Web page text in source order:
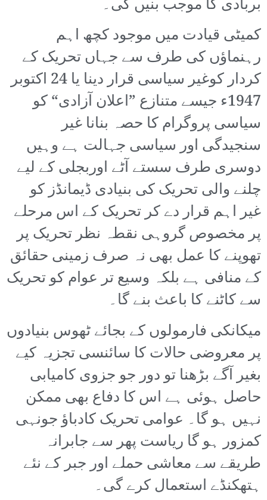
بربادی کا موجب بنیں گی۔
کمیٹی قیادت میں موجود کچھ اہم
رہنماؤں کی طرف سے جہاں تحریک کے
کردار کوغیر سیاسی قرار دینا یا 24 اکتوبر
1947ء جیسے متنازع ”اعلان آزادی“ کو
سیاسی پروگرام کا حصہ بنانا غیر
سنجیدگی اور سیاسی جہالت ہے وہیں
دوسری طرف سستے آٹے اوربجلی کے لیے
چلنے والی تحریک کی بنیادی ڈیمانڈز کو
غیر اہم قرار دے کر تحریک کے اس مرحلے
پر مخصوص گروہی نقطہ نظر تحریک پر
تھوپنے کا عمل بھی نہ صرف زمینی حقائق
کے منافی ہے بلکہ وسیع تر عوام کو تحریک
سے کاٹنے کا باعث بنے گا۔
میکانکی فارمولوں کے بجائے ٹھوس بنیادوں
پر معروضی حالات کا سائنسی تجزیہ کیے
بغیر آگے بڑھنا تو دور جو جزوی کامیابی
حاصل ہوئی ہے اس کا دفاع بھی ممکن
نہیں ہو گا۔ عوامی تحریک کادباؤ جونہی
کمزور ہو گا ریاست پھر سے جابرانہ
طریقے سے معاشی حملے اور جبر کے نئے
ہتھکنڈے استعمال کرے گی۔